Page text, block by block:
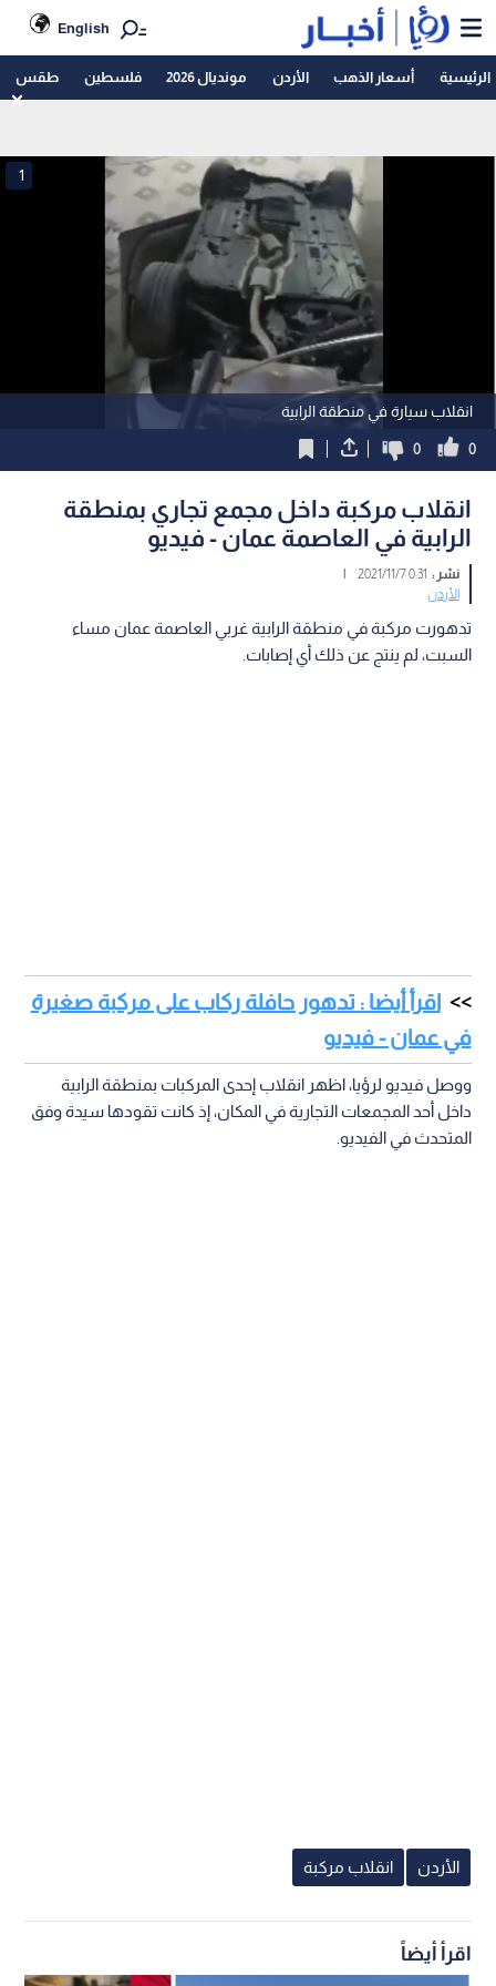
English
الرئيسية أسعار الذهب الأردن مونديال 2026 فلسطين طقس
انقلاب سيارة في منطقة الرابية
1
0
0
انقلاب مركبة داخل مجمع تجاري بمنطقة
الرابية في العاصمة عمان - فيديو
نشر : 0:31 2021/11/7
|
الأردن
تدهورت مركبة في منطقة الرابية غربي العاصمة عمان مساء
السبت، لم ينتج عن ذلك أي إصابات.
اقرأ أيضا : تدهور حافلة ركاب على مركبة صغيرة
في عمان - فيديو
ووصل فيديو لرؤيا، اظهر انقلاب إحدى المركبات بمنطقة الرابية
داخل أحد المجمعات التجارية في المكان، إذ كانت تقودها سيدة وفق
المتحدث في الفيديو.
الأردن انقلاب مركبة
اقرأ أيضاً